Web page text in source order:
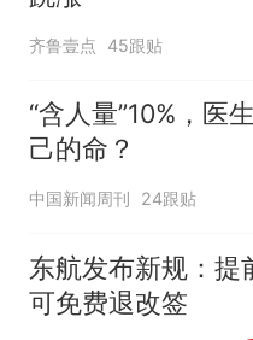
齐鲁壹点 45跟贴
“含人量”10%，医
己的命？
中国新闻周刊 24跟贴
东航发布新规：提
可免费退改签